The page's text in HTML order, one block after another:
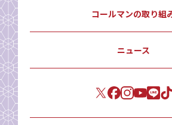
コールマンの取り組
ニュース